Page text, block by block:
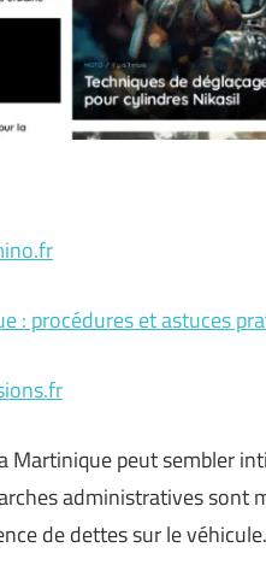
: procédures et astuces
Martinique peut sembler
administratives sont
de dettes sur le